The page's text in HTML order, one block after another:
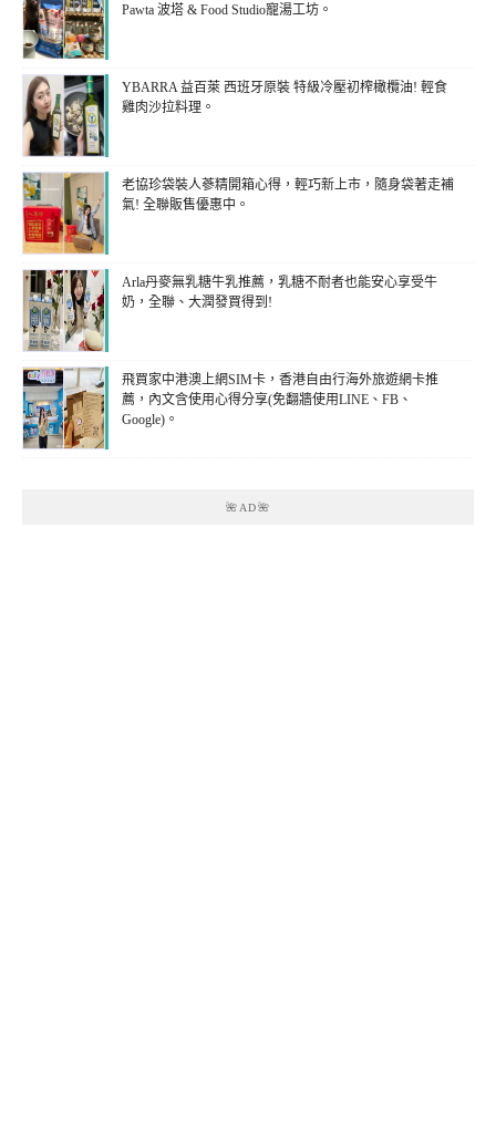
Pawta 波塔 & Food Studio寵湯工坊。
YBARRA 益百萊 西班牙原裝 特級冷壓初榨橄欖油! 輕食
雞肉沙拉料理。
老協珍袋裝人蔘精開箱心得，輕巧新上市，隨身袋著走補
氣! 全聯販售優惠中。
Arla丹麥無乳糖牛乳推薦，乳糖不耐者也能安心享受牛
奶，全聯、大潤發買得到!
飛買家中港澳上網SIM卡，香港自由行海外旅遊網卡推
薦，內文含使用心得分享(免翻牆使用LINE、FB、
Google)。
🌺AD🌺